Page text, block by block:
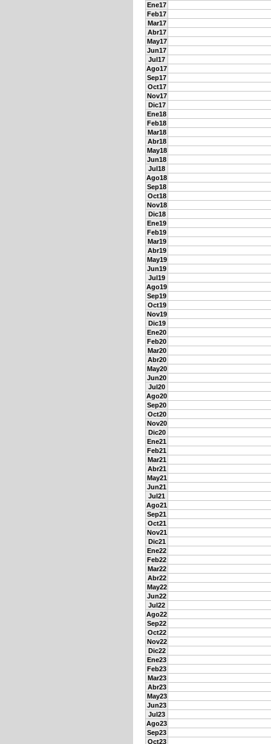
Ene17
Feb17
Mar17
Abr17
May17
Jun17
Jul17
Ago17
Sep17
Oct17
Nov17
Dic17
Ene18
Feb18
Mar18
Abr18
May18
Jun18
Jul18
Ago18
Sep18
Oct18
Nov18
Dic18
Ene19
Feb19
Mar19
Abr19
May19
Jun19
Jul19
Ago19
Sep19
Oct19
Nov19
Dic19
Ene20
Feb20
Mar20
Abr20
May20
Jun20
Jul20
Ago20
Sep20
Oct20
Nov20
Dic20
Ene21
Feb21
Mar21
Abr21
May21
Jun21
Jul21
Ago21
Sep21
Oct21
Nov21
Dic21
Ene22
Feb22
Mar22
Abr22
May22
Jun22
Jul22
Ago22
Sep22
Oct22
Nov22
Dic22
Ene23
Feb23
Mar23
Abr23
May23
Jun23
Jul23
Ago23
Sep23
Oct23